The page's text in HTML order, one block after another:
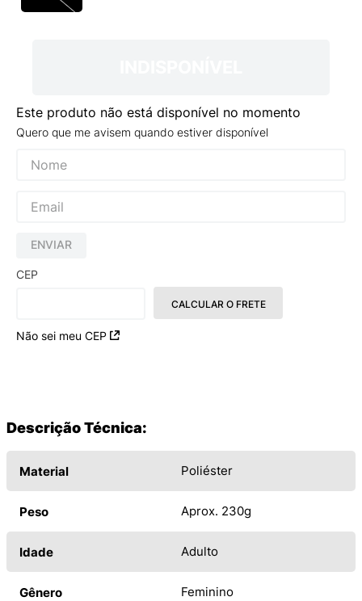
Este produto não está disponível no momento
Quero que me avisem quando estiver disponível
ENVIAR
CEP
Não sei meu CEP
CALCULAR O FRETE
Descrição Técnica:
Material Poliéster
Peso Aprox. 230g
Idade Adulto
Gênero Feminino
NEW 530